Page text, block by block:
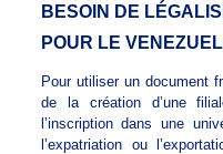
BESOIN DE
POUR LE
Pour utiliser un document
de la création d’une
l’inscription dans une
l’expatriation ou